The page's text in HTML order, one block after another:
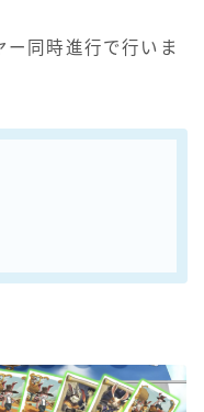
ー同時進行で行いま